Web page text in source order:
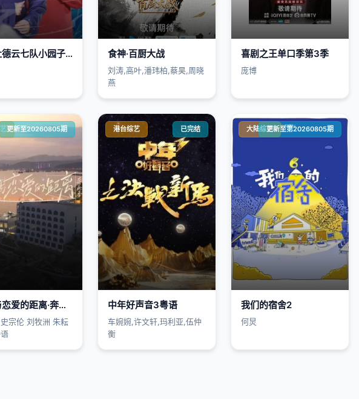
德云社德云七队小园子新街口站2022 食神·百厨大战
刘涛,高叶,潘玮柏,蔡昊,周晓
燕
喜剧之王单口季第3季
庞博
更新至20260805期
我们与恋爱的距离·奔赴季
宗伦 刘牧洲 朱耘
港台综艺 已完结
中年好声音3粤语
车婉婉,许文轩,玛利亚,伍仲
衡
大陆综艺更新至第20260805期
我们的宿舍2
何炅